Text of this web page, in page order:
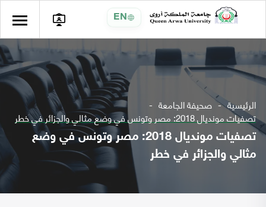
EN
الرئيسية صحيفة الجامعة
تصفيات مونديال 2018: مصر وتونس في وضع مثالي والجزائر في خطر
تصفيات مونديال 2018: مصر وتونس في وضع
مثالي والجزائر في خطر